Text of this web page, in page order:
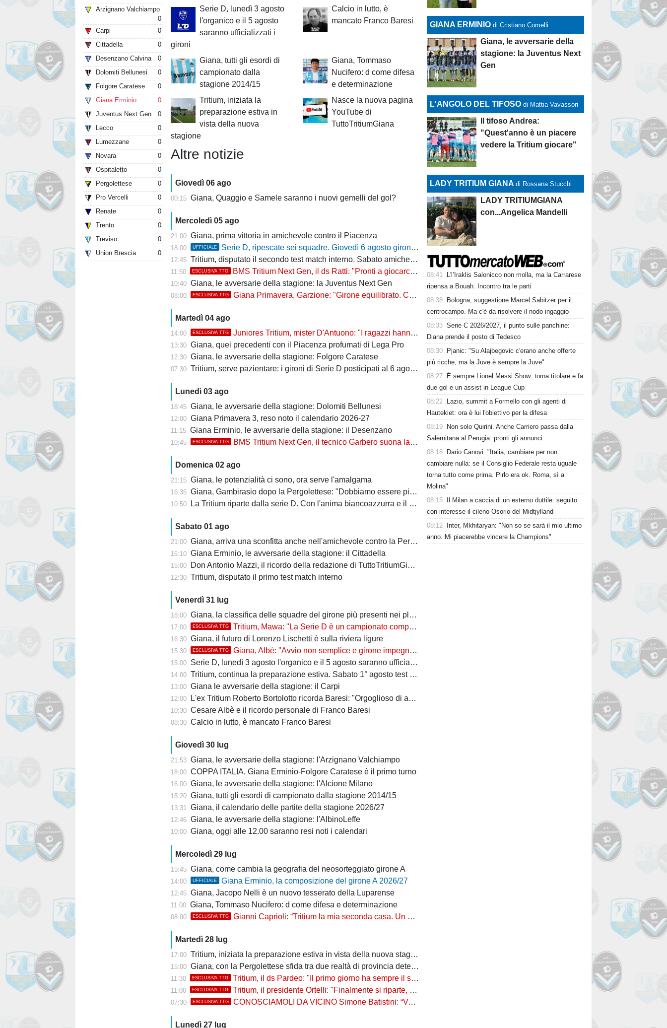
Arzignano Valchiampo
0
Carpi
0
Cittadella
0
Desenzano Calvina
0
Dolomiti Bellunesi
0
Folgore Caratese
0
Giana Erminio
0
Juventus Next Gen
0
Lecco
0
Lumezzane
0
Novara
0
Ospitaletto
0
Pergolettese
0
Pro Vercelli
0
Renate
0
Trento
0
Treviso
0
Union Brescia
0
Serie D, lunedì 3 agosto
l'organico e il 5 agosto
saranno ufficializzati i
gironi
Calcio in lutto, è
mancato Franco Baresi
Giana, tutti gli esordi di
campionato dalla
stagione 2014/15
Giana, Tommaso
Nucifero: d come difesa
e determinazione
Tritium, iniziata la
preparazione estiva in
vista della nuova
stagione
Nasce la nuova pagina
YouTube di
TuttoTritiumGiana
Altre notizie
Giovedì 06 ago
00:15 Giana, Quaggio e Samele saranno i nuovi gemelli del gol?
Mercoledì 05 ago
21:00 Giana, prima vittoria in amichevole contro il Piacenza
18:00 UFFICIALE Serie D, ripescate sei squadre. Giovedì 6 agosto gironi e calendari del campionato 2026/27
12:45 Tritium, disputato il secondo test match interno. Sabato amichevole col Sant'Angelo
11:50 ESCLUSIVA TTG BMS Tritium Next Gen, il ds Ratti: "Pronti a giocarcela"
10:40 Giana, le avversarie della stagione: la Juventus Next Gen
08:00 ESCLUSIVA TTG Giana Primavera, Garzione: "Girone equilibrato. Ce la giochiamo"
Martedì 04 ago
14:00 ESCLUSIVA TTG Juniores Tritium, mister D'Antuono: "I ragazzi hanno già un'impostazione, l'obiettivo è cercare..."
13:30 Giana, quei precedenti con il Piacenza profumati di Lega Pro
12:30 Giana, le avversarie della stagione: Folgore Caratese
07:30 Tritium, serve pazientare: i gironi di Serie D posticipati al 6 agosto
Lunedì 03 ago
18:45 Giana, le avversarie della stagione: Dolomiti Bellunesi
12:00 Giana Primavera 3, reso noto il calendario 2026-27
11:15 Giana Erminio, le avversarie della stagione: il Desenzano
10:45 ESCLUSIVA TTG BMS Tritium Next Gen, il tecnico Garbero suona la carica per la prossima stagione: "Dovremo cercare di..."
Domenica 02 ago
21:15 Giana, le potenzialità ci sono, ora serve l'amalgama
16:35 Giana, Gambirasio dopo la Pergolettese: "Dobbiamo essere più cinici"
10:50 La Tritium riparte dalla serie D. Con l'anima biancoazzurra e il cuore di Trezzo sull'Adda
Sabato 01 ago
21:00 Giana, arriva una sconfitta anche nell'amichevole contro la Pergolettese
16:10 Giana Erminio, le avversarie della stagione: il Cittadella
15:00 Don Antonio Mazzi, il ricordo della redazione di TuttoTritiumGiana
12:30 Tritium, disputato il primo test match interno
Venerdì 31 lug
18:00 Giana, la classifica delle squadre del girone più presenti nei playoff
17:00 ESCLUSIVA TTG Tritium, Mawa: "La Serie D è un campionato competitivo, ma vogliamo farci rispettare"
16:30 Giana, il futuro di Lorenzo Lischetti è sulla riviera ligure
15:30 ESCLUSIVA TTG Giana, Albè: "Avvio non semplice e girone impegnativo"
15:00 Serie D, lunedì 3 agosto l'organico e il 5 agosto saranno ufficializzati i gironi
14:00 Tritium, continua la preparazione estiva. Sabato 1° agosto test match interno
13:00 Giana le avversarie della stagione: il Carpi
12:00 L'ex Tritium Roberto Bortolotto ricorda Baresi: "Orgoglioso di aver conosciuto un vero uomo"
10:30 Cesare Albè e il ricordo personale di Franco Baresi
08:30 Calcio in lutto, è mancato Franco Baresi
Giovedì 30 lug
21:53 Giana, le avversarie della stagione: l'Arzignano Valchiampo
18:00 COPPA ITALIA, Giana Erminio-Folgore Caratese è il primo turno
16:00 Giana, le avversarie della stagione: l'Alcione Milano
15:20 Giana, tutti gli esordi di campionato dalla stagione 2014/15
13:31 Giana, il calendario delle partite della stagione 2026/27
12:46 Giana, le avversarie della stagione: l'AlbinoLeffe
10:00 Giana, oggi alle 12.00 saranno resi noti i calendari
Mercoledì 29 lug
15:45 Giana, come cambia la geografia del neosorteggiato girone A
14:00 UFFICIALE Giana Erminio, la composizione del girone A 2026/27
12:45 Giana, Jacopo Nelli è un nuovo tesserato della Luparense
11:00 Giana, Tommaso Nucifero: d come difesa e determinazione
08:00 ESCLUSIVA TTG Gianni Caprioli: “Tritium la mia seconda casa. Un abbraccio agli ex e un augurio al capitano Scietti”
Martedì 28 lug
17:00 Tritium, iniziata la preparazione estiva in vista della nuova stagione
15:00 Giana, con la Pergolettese sfida tra due realtà di provincia determinate
11:30 ESCLUSIVA TTG Tritium, il ds Pardeo: "Il primo giorno ha sempre il suo fascino, si auspica che il nuovo gruppo si possa cimentare"
11:00 ESCLUSIVA TTG Tritium, il presidente Ortelli: "Finalmente si riparte, punteremo a vincere più partite possibili, ho chiesto ai ragazzi di..."
07:30 ESCLUSIVA TTG CONOSCIAMOLI DA VICINO Simone Batistini: “Voglio lottare nel calcio dei grandi e onorare la maglia Tritium”
Lunedì 27 lug
GIANA ERMINIO di Cristiano Comelli
Giana, le avversarie della
stagione: la Juventus Next
Gen
L'ANGOLO DEL TIFOSO di Mattia Vavassori
Il tifoso Andrea:
"Quest'anno è un piacere
vedere la Tritium giocare"
LADY TRITIUM GIANA di Rossana Stucchi
LADY TRITIUMGIANA
con...Angelica Mandelli
08:41
L'l’Iraklis Salonicco non molla, ma la Carrarese
ripensa a Bouah. Incontro tra le parti
08:38
Bologna, suggestione Marcel Sabitzer per il
centrocampo. Ma c'è da risolvere il nodo ingaggio
08:33 Serie C 2026/2027, il punto sulle panchine:
Diana prende il posto di Tedesco
08:30
Pjanic: "Su Alajbegovic c'erano anche offerte
più ricche, ma la Juve è sempre la Juve"
08:27
È sempre Lionel Messi Show: torna titolare e fa
due gol e un assist in League Cup
08:22
Lazio, summit a Formello con gli agenti di
Hautekiet: ora è lui l'obiettivo per la difesa
08:19
Non solo Quirini. Anche Carriero passa dalla
Salernitana al Perugia: pronti gli annunci
08:18
Dario Canovi: "Italia, cambiare per non
cambiare nulla: se il Consiglio Federale resta uguale
torna tutto come prima. Pirlo era ok. Roma, sì a
Molina"
08:15
Il Milan a caccia di un esterno duttile: seguito
con interesse il cileno Osorio del Midtjylland
08:12
Inter, Mkhitaryan: "Non so se sarà il mio ultimo
anno. Mi piacerebbe vincere la Champions"